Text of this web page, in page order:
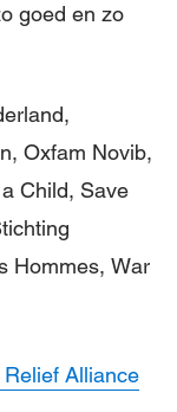
goed en zo
Oxfam Novib,
Child, Save
Hommes, War
Alliance